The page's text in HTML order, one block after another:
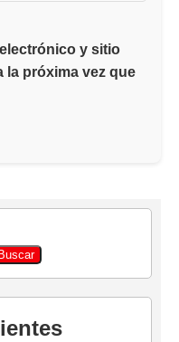
y sitio
la próxima vez que
Buscar